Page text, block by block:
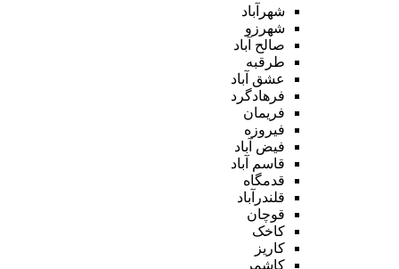
شهرآباد
شهرزو
صالح آباد
طرقبه
عشق آباد
فرهادگرد
فریمان
فیروزه
فیض آباد
قاسم آباد
قدمگاه
قلندرآباد
قوچان
کاخک
کاریز
کاشمر